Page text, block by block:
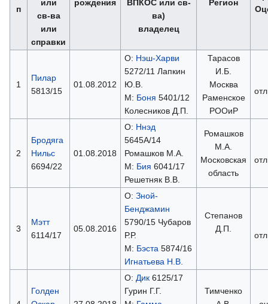
п
или
св-ва
или
справки
рождения
ВПКОС или св-
ва)
владелец
Регион
1
Пилар
5813/15
01.08.2012
О: Нэш-Харви
5272/11 Лапкин
Ю.В.
М: Боня 5401/12
Колесников Д.П.
Тарасов
И.Б.
Москва
Раменское
РООиР
2
Бродяга
Нильс
6694/22
01.08.2018
О: Ннэд
5645А/14
Ромашков М.А.
М: Бия 6041/17
Решетняк В.В.
Ромашков
М.А.
Московская
область
3
Мэтт
6114/17
05.08.2016
О: Зной-
Бенджамин
5790/15 Чубаров
Р.Р.
М: Бэста 5874/16
Игнатьева Н.В.
Степанов
Д.П.
Голден
О: Дик6125/17
Гурин Г.Г.
Тимченко